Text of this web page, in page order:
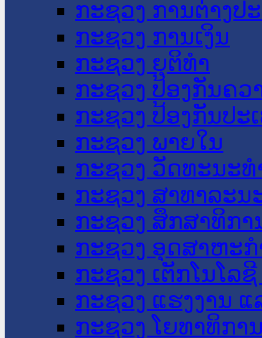
ກະຊວງ ການຕ່າງປ
ກະຊວງ ການເງິນ
ກະຊວງ ຍຸຕິທໍາ
ກະຊວງ ປ້ອງກັນຄວ
ກະຊວງ ປ້ອງກັນປະ
ກະຊວງ ພາຍໃນ
ກະຊວງ ວັດທະນະ
ກະຊວງ ສາທາລະນ
ກະຊວງ ສຶກສາທິກາ
ກະຊວງ ອຸດສາຫະ
ກະຊວງ ເຕັກໂນໂລ
ກະຊວງ ແຮງງານ
ກະຊວງ ໂຍທາທິກາ